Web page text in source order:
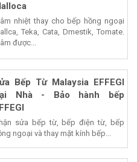
nhiệt thay cho bếp hồng ngoại
Teka, Cata, Dmestik, Tomate.
được...
Bếp Từ Malaysia EFFEGI
Nhà - Bảo hành bếp
sửa bếp từ, bếp điện từ, bếp
ngoại và thay mặt kính bếp...